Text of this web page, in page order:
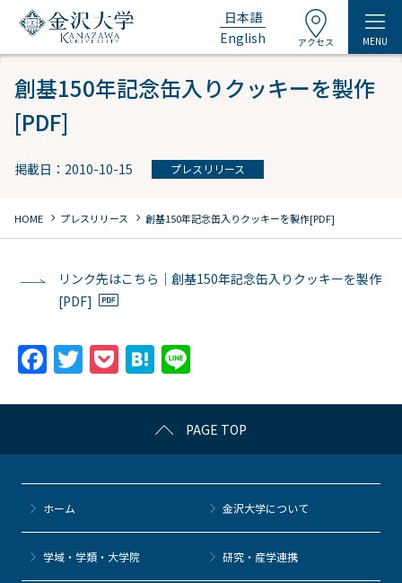
日本語
English
アクセス MENU
創基150年記念缶入りクッキーを製作
[PDF]
掲載日：2010-10-15 プレスリリース
HOME chevron_right プレスリリース chevron_right 創基150年記念缶入りクッキーを製作[PDF]
リンク先はこちら｜創基150年記念缶入りクッキーを製作
[PDF]
F
c
e
b
o
o
k
T
itt
er
P
c
k
et
H
e
n
a
e
PAGE TOP
ホーム 金沢大学について
学域・学類・大学院 研究・産学連携